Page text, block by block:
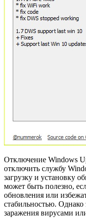
Отключение Windows
отключить службу
загрузку и установку
может быть полезно,
обновления или
стабильностью.
заражения вирусами